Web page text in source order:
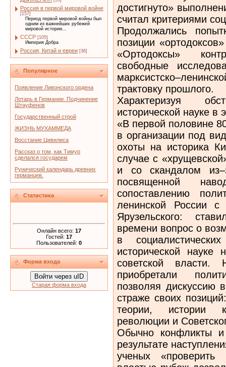
Россия в первой мировой войне
[157]
Период первой мировой войны был
одним из важнейших рубежей
мировой истории...
СССР [105]
Империя Добра
Россия, Китай и евреи [36]
Популярное
Появление Ливонского ордена
Лотарь в Германии. Подчинение
Штауфенов
Государственный строй
ЖИЗНЬ МУХАММЕДА
Восстание Цивилиса
Рассказ о том, как Тимур
сделался государем
Рунический календарь древних
германцев.
Статистика
Онлайн всего: 17
Гостей: 17
Пользователей: 0
Форма входа
Войти через uID
Старая форма входа
достигнуто»
считал критериями
Продолжались
позиции
«Ортодоксы»
свободные
трактовку прошлого.
Характеризуя
исторической науке
«В первой половине
в организации под
охоты на историка
случае с
и со скандалом
посвященной
сопоставлению
ленинской России
Ярузельского:
времени вопрос о
в
исторической
советской
приобретали
позволяя дискуссию
страже своих
теории, истории
революции и
Обычно конфликты
результате
ученых «проверить